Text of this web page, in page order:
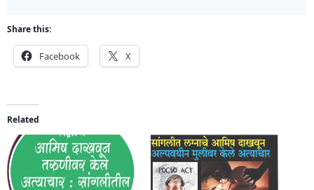
Share this:
Facebook X
Related